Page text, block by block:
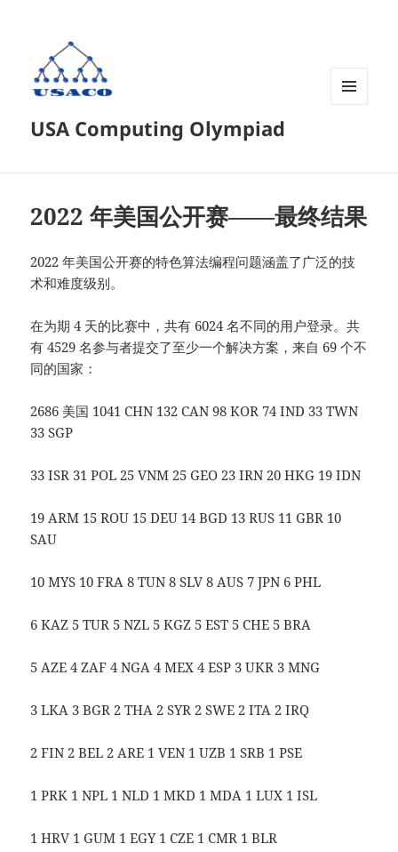
USA Computing Olympiad
2022 年美国公开赛——最终结果
2022 年美国公开赛的特色算法编程问题涵盖了广泛的技
术和难度级别。
在为期 4 天的比赛中，共有 6024 名不同的用户登录。共
有 4529 名参与者提交了至少一个解决方案，来自 69 个不
同的国家：
2686 美国 1041 CHN 132 CAN 98 KOR 74 IND 33 TWN
33 SGP
33 ISR 31 POL 25 VNM 25 GEO 23 IRN 20 HKG 19 IDN
19 ARM 15 ROU 15 DEU 14 BGD 13 RUS 11 GBR 10
SAU
10 MYS 10 FRA 8 TUN 8 SLV 8 AUS 7 JPN 6 PHL
6 KAZ 5 TUR 5 NZL 5 KGZ 5 EST 5 CHE 5 BRA
5 AZE 4 ZAF 4 NGA 4 MEX 4 ESP 3 UKR 3 MNG
3 LKA 3 BGR 2 THA 2 SYR 2 SWE 2 ITA 2 IRQ
2 FIN 2 BEL 2 ARE 1 VEN 1 UZB 1 SRB 1 PSE
1 PRK 1 NPL 1 NLD 1 MKD 1 MDA 1 LUX 1 ISL
1 HRV 1 GUM 1 EGY 1 CZE 1 CMR 1 BLR